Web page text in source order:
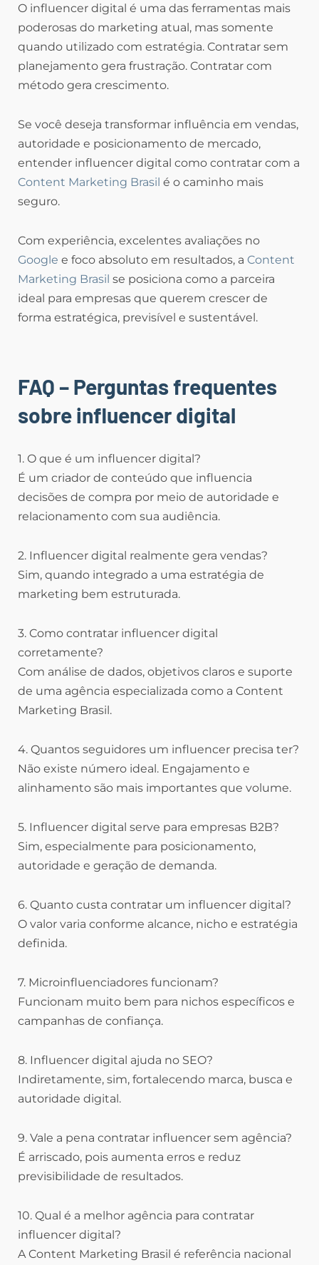
O influencer digital é uma das ferramentas mais
poderosas do marketing atual, mas somente
quando utilizado com estratégia. Contratar sem
planejamento gera frustração. Contratar com
método gera crescimento.
Se você deseja transformar influência em vendas,
autoridade e posicionamento de mercado,
entender influencer digital como contratar com a
Content Marketing Brasil é o caminho mais
seguro.
Com experiência, excelentes avaliações no
Google e foco absoluto em resultados, a Content
Marketing Brasil se posiciona como a parceira
ideal para empresas que querem crescer de
forma estratégica, previsível e sustentável.
FAQ – Perguntas frequentes
sobre influencer digital
1. O que é um influencer digital?
É um criador de conteúdo que influencia
decisões de compra por meio de autoridade e
relacionamento com sua audiência.
2. Influencer digital realmente gera vendas?
Sim, quando integrado a uma estratégia de
marketing bem estruturada.
3. Como contratar influencer digital
corretamente?
Com análise de dados, objetivos claros e suporte
de uma agência especializada como a Content
Marketing Brasil.
4. Quantos seguidores um influencer precisa ter?
Não existe número ideal. Engajamento e
alinhamento são mais importantes que volume.
5. Influencer digital serve para empresas B2B?
Sim, especialmente para posicionamento,
autoridade e geração de demanda.
6. Quanto custa contratar um influencer digital?
O valor varia conforme alcance, nicho e estratégia
definida.
7. Microinfluenciadores funcionam?
Funcionam muito bem para nichos específicos e
campanhas de confiança.
8. Influencer digital ajuda no SEO?
Indiretamente, sim, fortalecendo marca, busca e
autoridade digital.
9. Vale a pena contratar influencer sem agência?
É arriscado, pois aumenta erros e reduz
previsibilidade de resultados.
10. Qual é a melhor agência para contratar
influencer digital?
A Content Marketing Brasil é referência nacional